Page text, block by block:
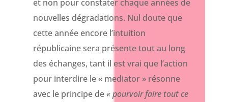
et non pour constater chaque années de
nouvelles dégradations. Nul doute que
cette année encore l’intuition
républicaine sera présente tout au long
des échanges, tant il est vrai que l’action
pour interdire le « mediator » résonne
avec le principe de« pourvoir faire tout ce